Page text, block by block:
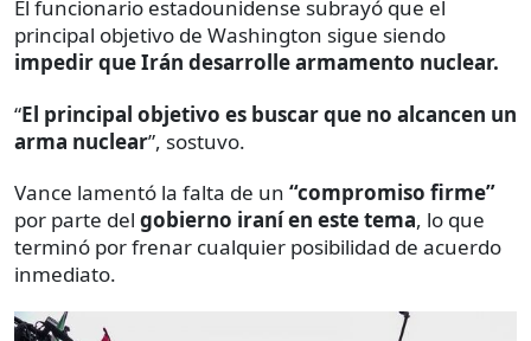
El funcionario estadounidense subrayó que el
principal objetivo de Washington sigue siendo
impedir que Irán desarrolle armamento nuclear.
“El principal objetivo es buscar que no alcancen un
arma nuclear”, sostuvo.
Vance lamentó la falta de un “compromiso firme”
por parte del gobierno iraní en este tema, lo que
terminó por frenar cualquier posibilidad de acuerdo
inmediato.